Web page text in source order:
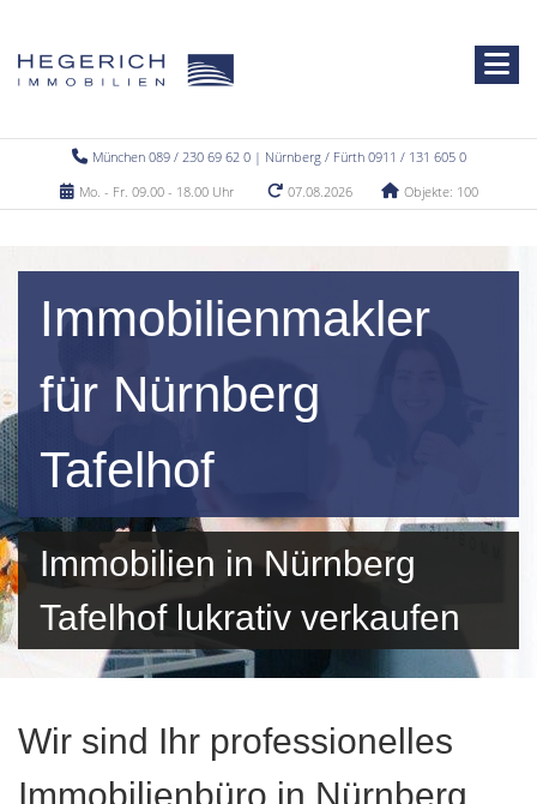
München 089 / 230 69 62 0 | Nürnberg / Fürth 0911 / 131 605 0
Mo. - Fr. 09.00 - 18.00 Uhr
07.08.2026 Objekte: 100
Immobilienmakler
für Nürnberg
Tafelhof
Immobilien in Nürnberg
Tafelhof lukrativ verkaufen
Wir sind Ihr professionelles
Immobilienbüro in Nürnberg